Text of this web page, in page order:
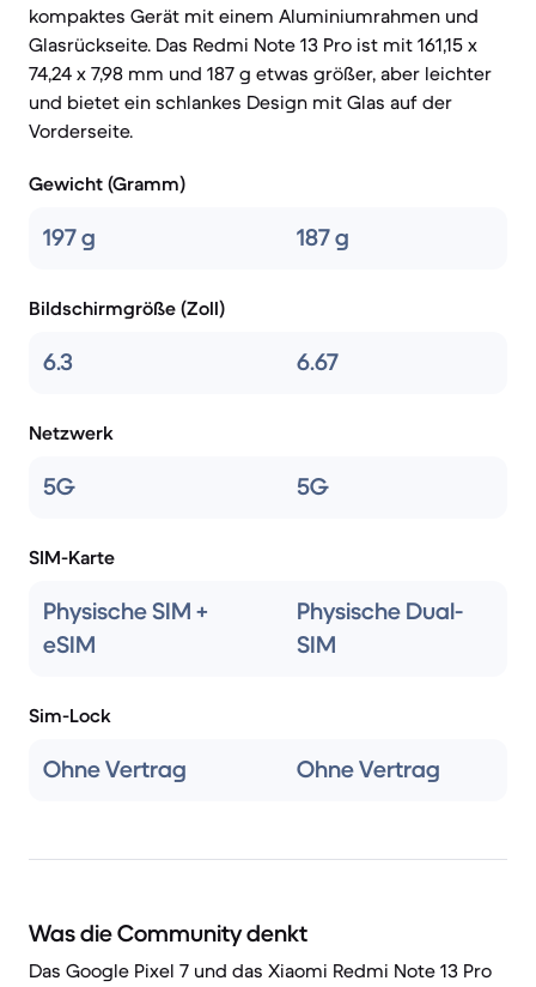
kompaktes Gerät mit einem Aluminiumrahmen und
Glasrückseite. Das Redmi Note 13 Pro ist mit 161,15 x
74,24 x 7,98 mm und 187 g etwas größer, aber leichter
und bietet ein schlankes Design mit Glas auf der
Vorderseite.
Gewicht (Gramm)
197 g 187 g
Bildschirmgröße (Zoll)
6.3 6.67
Netzwerk
5G 5G
SIM-Karte
Physische SIM +
eSIM
Physische Dual-
SIM
Sim-Lock
Ohne Vertrag Ohne Vertrag
Was die Community denkt
Das Google Pixel 7 und das Xiaomi Redmi Note 13 Pro